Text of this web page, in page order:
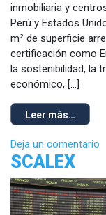
inmobiliaria y
Perú y Estados
m² de superficie
certificación como
la sostenibilidad, la
económico, […]
Leer más…
Deja un comentario
SCALEX